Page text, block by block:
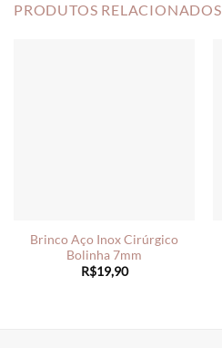
PRODUTOS RELACIONADOS
Brinco Aço Inox Cirúrgico
Bolinha 7mm
R$19,90